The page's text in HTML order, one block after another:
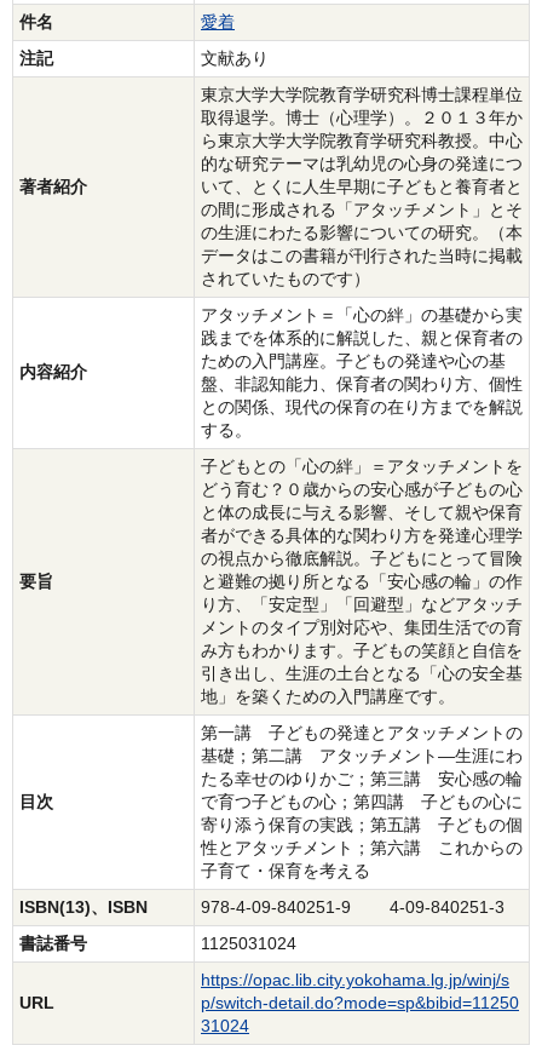
件名
愛着
注記
文献あり
著者紹介
東京大学大学院教育学研究科博士課程単位
取得退学。博士（心理学）。２０１３年か
ら東京大学大学院教育学研究科教授。中心
的な研究テーマは乳幼児の心身の発達につ
いて、とくに人生早期に子どもと養育者と
の間に形成される「アタッチメント」とそ
の生涯にわたる影響についての研究。（本
データはこの書籍が刊行された当時に掲載
されていたものです）
内容紹介
アタッチメント＝「心の絆」の基礎から実
践までを体系的に解説した、親と保育者の
ための入門講座。子どもの発達や心の基
盤、非認知能力、保育者の関わり方、個性
との関係、現代の保育の在り方までを解説
する。
要旨
子どもとの「心の絆」＝アタッチメントを
どう育む？０歳からの安心感が子どもの心
と体の成長に与える影響、そして親や保育
者ができる具体的な関わり方を発達心理学
の視点から徹底解説。子どもにとって冒険
と避難の拠り所となる「安心感の輪」の作
り方、「安定型」「回避型」などアタッチ
メントのタイプ別対応や、集団生活での育
み方もわかります。子どもの笑顔と自信を
引き出し、生涯の土台となる「心の安全基
地」を築くための入門講座です。
目次
第一講 子どもの発達とアタッチメントの
基礎；第二講 アタッチメント―生涯にわ
たる幸せのゆりかご；第三講 安心感の輪
で育つ子どもの心；第四講 子どもの心に
寄り添う保育の実践；第五講 子どもの個
性とアタッチメント；第六講 これからの
子育て・保育を考える
ISBN(13)、ISBN
978-4-09-840251-9 4-09-840251-3
書誌番号
1125031024
URL
https://opac.lib.city.yokohama.lg.jp/winj/s
p/switch-detail.do?mode=sp&bibid=11250
31024